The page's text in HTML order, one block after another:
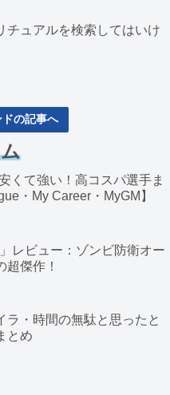
チュアルを検索してはいけ
の記事へ
くて強い！高コスパ選手ま
・My Career・MyGM】
レビュー：ゾンビ防衛オー
超傑作！
ラ・時間の無駄と思ったと
とめ